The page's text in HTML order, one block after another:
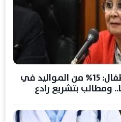
الصحة تحذر من زواج الأطفال: 15% من المواليد في
دون 18 عامًا.. ومطالب بتشريع رادع